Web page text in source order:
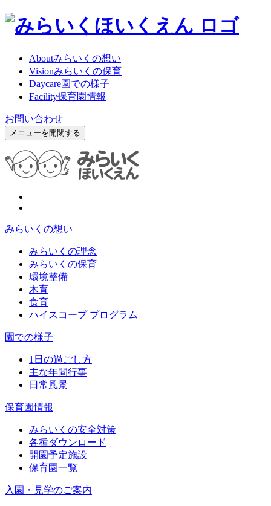
Aboutみらいくの想い
Visionみらいくの保育
Daycare園での様子
Facility保育園情報
お問い合わせ
メニューを開閉する
みらいくの想い
みらいくの理念
みらいくの保育
環境整備
木育
食育
ハイスコープ プログラム
園での様子
1日の過ごし方
主な年間行事
日常風景
保育園情報
みらいくの安全対策
各種ダウンロード
開園予定施設
保育園一覧
入園・見学のご案内